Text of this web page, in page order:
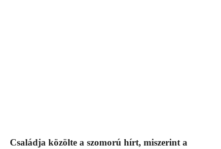
Családja közölte a szomorú hírt, miszerint a